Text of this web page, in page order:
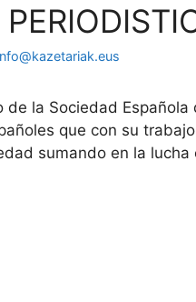
de la Sociedad
que con su
sumando en la